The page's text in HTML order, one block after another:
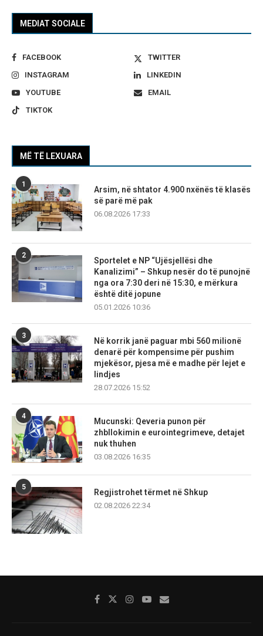
MEDIAT SOCIALE
FACEBOOK
TWITTER
INSTAGRAM
LINKEDIN
YOUTUBE
EMAIL
TIKTOK
MË TË LEXUARA
1
Arsim, në shtator 4.900 nxënës të klasës
së parë më pak
06.08.2026 17:33
2
Sportelet e NP “Ujësjellësi dhe
Kanalizimi” – Shkup nesër do të punojnë
nga ora 7:30 deri në 15:30, e mërkura
është ditë jopune
05.01.2026 10:36
3
Në korrik janë paguar mbi 560 milionë
denarë për kompensime për pushim
mjekësor, pjesa më e madhe për lejet e
lindjes
28.07.2026 15:52
4
Mucunski: Qeveria punon për
zhbllokimin e eurointegrimeve, detajet
nuk thuhen
03.08.2026 16:35
5
Regjistrohet tërmet në Shkup
02.08.2026 22:34